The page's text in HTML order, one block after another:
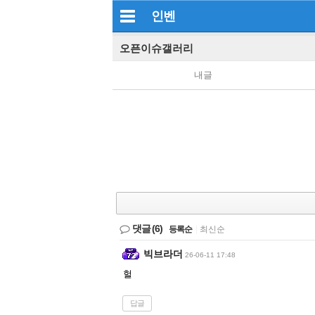
인벤
오픈이슈갤러리
내글
댓글(6) 등록순 최신순
빅브라더 26-06-11 17:48
헐
답글